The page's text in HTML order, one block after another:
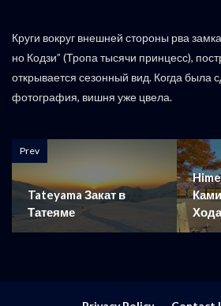
Круги вокруг внешней стороны рва
но Кодзи” (Тропа тысячи принцесс),
открывается сезонный вид. Когда была
фотография, вишня уже цвела.
Prev
Tateyama Закат в
Татеяме